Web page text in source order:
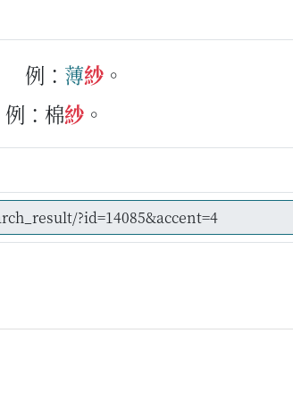
例： 薄紗 。
例：棉紗 。